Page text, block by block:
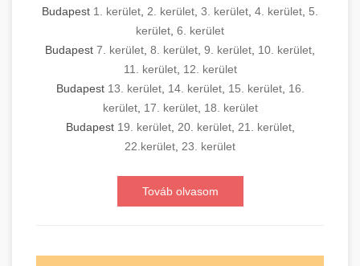
Budapest 1. kerület, 2. kerület, 3. kerület, 4. kerület, 5.
kerület, 6. kerület
Budapest 7. kerület, 8. kerület, 9. kerület, 10. kerület,
11. kerület, 12. kerület
Budapest 13. kerület, 14. kerület, 15. kerület, 16.
kerület, 17. kerület, 18. kerület
Budapest 19. kerület, 20. kerület, 21. kerület,
22.kerület, 23. kerület
Továb olvasom